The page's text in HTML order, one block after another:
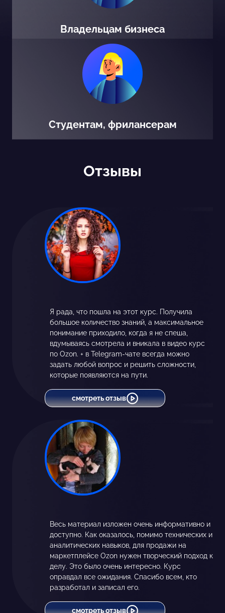
Владельцам бизнеса
Студентам, фрилансерам
Отзывы
Я рада, что пошла на этот курс. Получила
большое количество знаний, а максимальное
понимание приходило, когда я не спеша,
вдумываясь смотрела и вникала в видео курс
по Ozon. + в Telegram-чате всегда можно
задать любой вопрос и решить сложности,
которые появляются на пути.
смотреть отзыв
Весь материал изложен очень информативно и
доступно. Как оказалось, помимо технических и
аналитических навыков, для продажи на
маркетплейсе Ozon нужен творческий подход к
делу. Это было очень интересно. Курс
оправдал все ожидания. Спасибо всем, кто
разработал и записал его.
смотреть отзыв